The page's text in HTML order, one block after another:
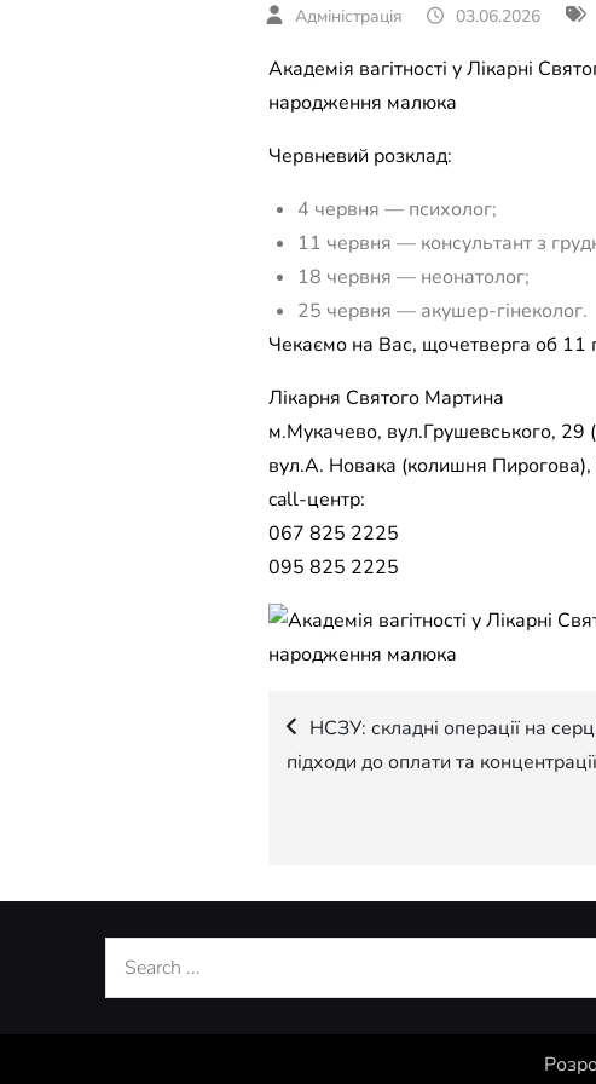
03.06.2026
Академія вагітності у Лікарні
народження малюка
Червневий розклад:
4 червня — психолог;
11 червня — консультант з
18 червня — неонатолог;
25 червня — акушер-гінеколог.
Чекаємо на Вас, щочетверга об 11
Лікарня Святого Мартина
м.Мукачево, вул.Грушевського, 29
вул.А. Новака (колишня Пирогова),
call-центр:
067 825 2225
095 825 2225
Навігація
НСЗУ: складні операції на
підходи до оплати та
Search